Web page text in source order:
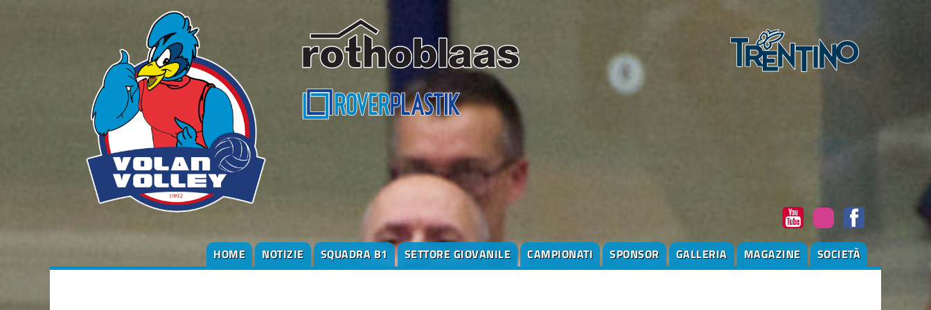
HOME NOTIZIE SQUADRA B1 SETTORE GIOVANILE CAMPIONATI SPONSOR GALLERIA MAGAZINE SOCIETÀ